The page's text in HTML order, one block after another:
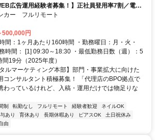
広告運用経験者募集！】正社員登用率7割／電通
年休126日・土日祝休み／残業月平均4時間19分
カー フルリモート
500,000円
間：1ヶ月あたり160時間 ・勤務曜日：月・火・
時間： [1] 09:30～18:30 ・最低勤務日数（週）：5
19分（2025年度）
ルマーケティング本部】部門・事業拡大に向けた
コンサルタント積極募集！ 「代理店のBPO拠点で
わっているけれど、入稿・運用だけでは物足りな
制 転勤なし フルリモート 経験者歓迎
ネイルOK
あり 育休あり 長期休暇あり ピアスOK
土日祝休み
由